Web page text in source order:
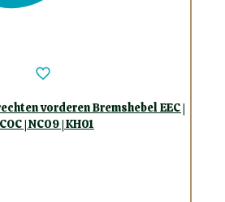
vorderen Bremshebel EEC |
| NC09 | KH01